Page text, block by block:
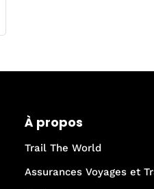
À propos
Trail The World
Assurances Voyages et